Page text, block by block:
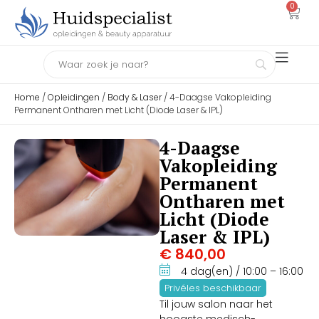
0
Home /Opleidingen / Body & Laser/ 4-Daagse Vakopleiding
Permanent Ontharen met Licht (Diode Laser & IPL)
4-Daagse
Vakopleiding
Permanent
Ontharen met
Licht (Diode
Laser & IPL)
€ 840,00
4 dag(en) / 10:00 – 16:00
Privéles beschikbaar
Til jouw salon naar het